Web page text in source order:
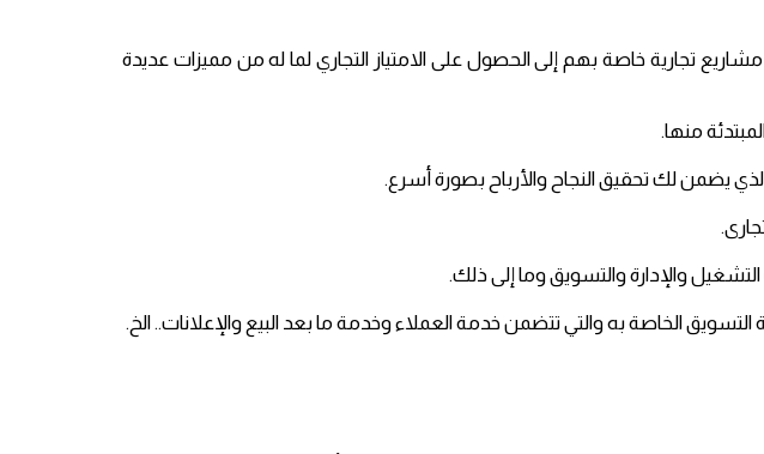
تجارية خاصة بهم إلى الحصول على الامتياز التجاري لما له من مميزات عديدة
منها.
يضمن لك تحقيق النجاح والأرباح بصورة أسرع.
والإدارة والتسويق وما إلى ذلك.
الخاصة به والتي تتضمن خدمة العملاء وخدمة ما بعد البيع والإعلانات.. الخ.